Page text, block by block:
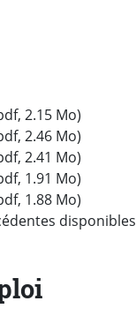
2.15 Mo)
2.46 Mo)
2.41 Mo)
1.91 Mo)
1.88 Mo)
disponibles